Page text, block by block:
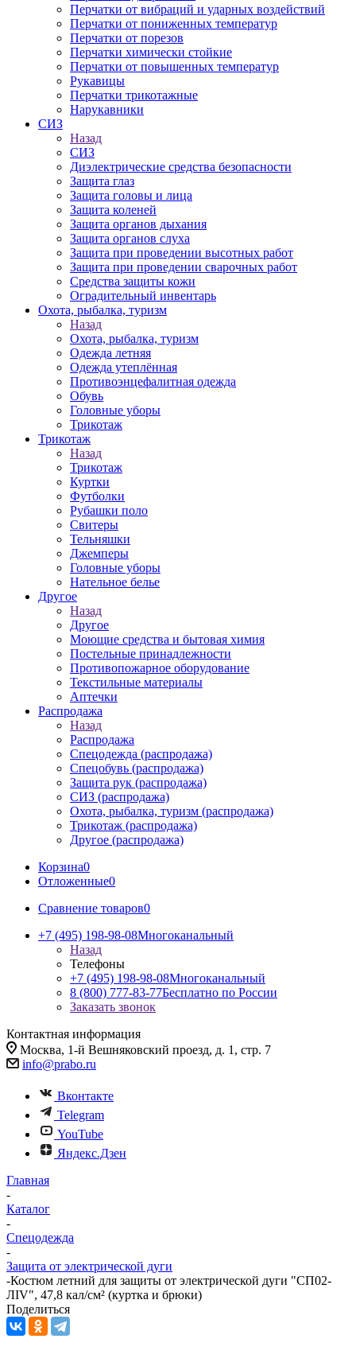
Перчатки от вибраций и ударных воздействий
Перчатки от пониженных температур
Перчатки от порезов
Перчатки химически стойкие
Перчатки от повышенных температур
Рукавицы
Перчатки трикотажные
Нарукавники
СИЗ
Назад
СИЗ
Диэлектрические средства безопасности
Защита глаз
Защита головы и лица
Защита коленей
Защита органов дыхания
Защита органов слуха
Защита при проведении высотных работ
Защита при проведении сварочных работ
Средства защиты кожи
Оградительный инвентарь
Охота, рыбалка, туризм
Назад
Охота, рыбалка, туризм
Одежда летняя
Одежда утеплённая
Противоэнцефалитная одежда
Обувь
Головные уборы
Трикотаж
Трикотаж
Назад
Трикотаж
Куртки
Футболки
Рубашки поло
Свитеры
Тельняшки
Джемперы
Головные уборы
Нательное белье
Другое
Назад
Другое
Моющие средства и бытовая химия
Постельные принадлежности
Противопожарное оборудование
Текстильные материалы
Аптечки
Распродажа
Назад
Распродажа
Спецодежда (распродажа)
Спецобувь (распродажа)
Защита рук (распродажа)
СИЗ (распродажа)
Охота, рыбалка, туризм (распродажа)
Трикотаж (распродажа)
Другое (распродажа)
Корзина0
Отложенные0
Сравнение товаров0
+7 (495) 198-98-08Многоканальный
Назад
Телефоны
+7 (495) 198-98-08Многоканальный
8 (800) 777-83-77Бесплатно по России
Заказать звонок
Контактная информация
Москва, 1-й Вешняковский проезд, д. 1, стр. 7
info@prabo.ru
Вконтакте
Telegram
YouTube
Яндекс.Дзен
Главная
-
Каталог
-
Спецодежда
-
Защита от электрической дуги
-Костюм летний для защиты от электрической дуги "СП02-
ЛIV", 47,8 кал/см² (куртка и брюки)
Поделиться